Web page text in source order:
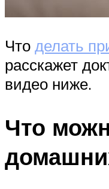
Что делать
расскажет
видео ниже.
Что